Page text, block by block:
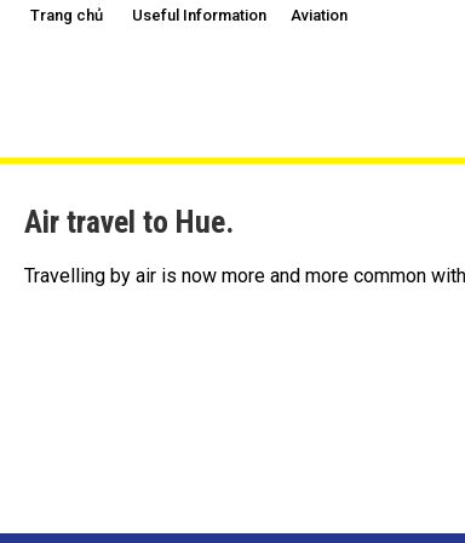
Trang chủ Useful Information Aviation
Air travel to Hue.
Travelling by air is now more and more common